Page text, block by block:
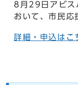
8月29日アビス
おいて、市民応
詳細・申込はこ